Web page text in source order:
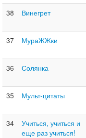
38
Винегрет
37
МураЖЖки
36
Солянка
35
Мульт-цитаты
34
Учиться, учиться и
еще раз учиться!